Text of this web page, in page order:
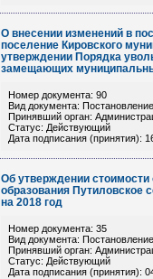
О внесении изменений в
поселение Кировского
утверждении Порядка
замещающих
Номер документа: 90
Вид документа: Постановление
Принявший орган:
Статус: Действующий
Дата подписания (принятия):
Об утверждении
образования Путиловское
на 2018 год
Номер документа: 35
Вид документа: Постановление
Принявший орган:
Статус: Действующий
Дата подписания (принятия):